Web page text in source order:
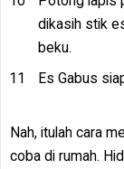
dikasih stik
beku.
Es Gabus
Nah, itulah cara
coba di rumah.